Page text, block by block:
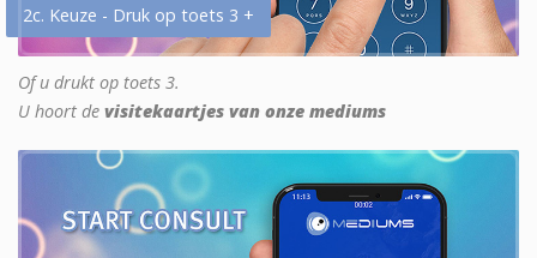
2c. Keuze - Druk op toets 3 +
Of u drukt op toets 3.
U hoort de visitekaartjes van onze mediums